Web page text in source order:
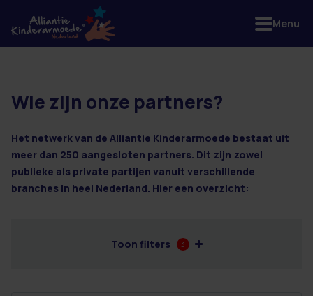
2 resultaten
Wie zijn onze partners?
Het netwerk van de Alliantie Kinderarmoede bestaat uit
meer dan 250 aangesloten partners. Dit zijn zowel
publieke als private partijen vanuit verschillende
branches in heel Nederland. Hier een overzicht:
Toon filters 3
Menu